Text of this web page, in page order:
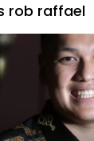
rob raffael